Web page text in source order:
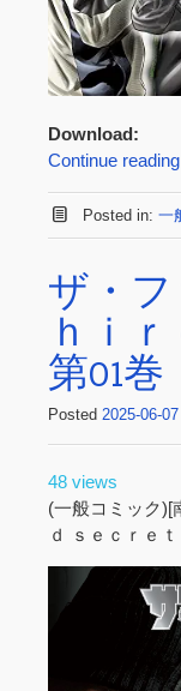
Download:
Continue reading
Posted in: 一
ザ・フ
ｈｉ
第01巻
Posted 2025-06-07
48 views
(一般コミック)[
ｄ ｓｅｃｒｅｔ